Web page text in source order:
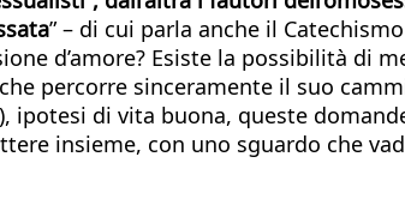
” – di cui parla anche il
d’amore? Esiste la possibilità di
percorre sinceramente il suo
ipotesi di vita buona, queste
insieme, con uno sguardo che